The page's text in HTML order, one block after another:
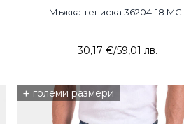
Мъжка тениска 36204-18 MCL
30,17 €/59,01 лв.
+ големи размери